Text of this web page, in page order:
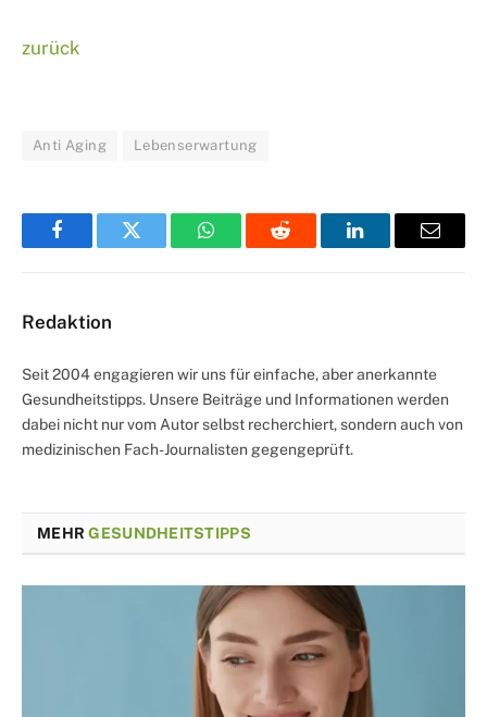
zurück
Anti Aging Lebenserwartung
FacebookTwitter WhatsAppReddit LinkedInEmail
Redaktion
Seit 2004 engagieren wir uns für einfache, aber anerkannte
Gesundheitstipps. Unsere Beiträge und Informationen werden
dabei nicht nur vom Autor selbst recherchiert, sondern auch von
medizinischen Fach-Journalisten gegengeprüft.
MEHRGESUNDHEITSTIPPS